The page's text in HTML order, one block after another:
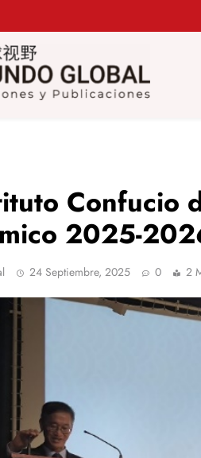
Confucio
2025-
24 Septiembre, 2025 0 2